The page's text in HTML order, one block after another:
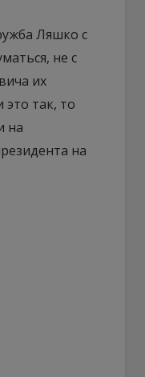
Ляшко с
не с
их
так, то
на
на